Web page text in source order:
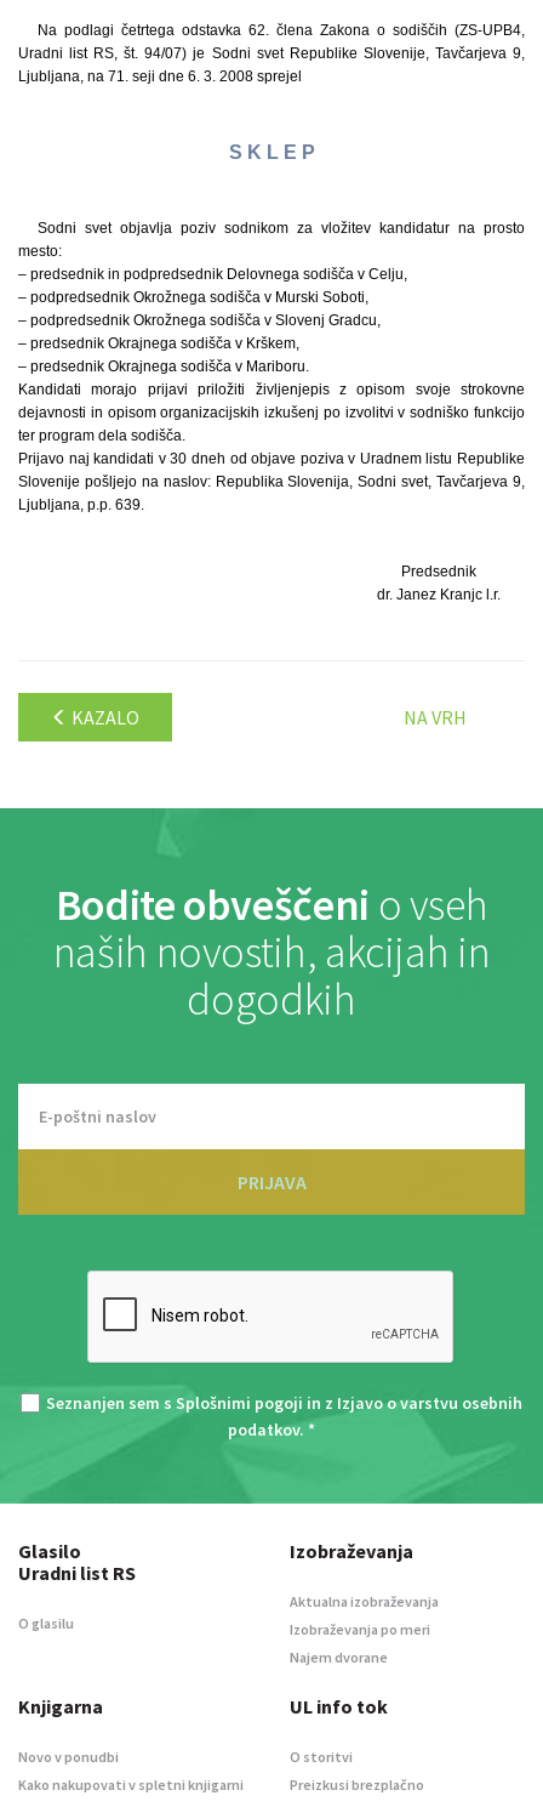
Na podlagi četrtega odstavka 62. člena Zakona o sodiščih (ZS-UPB4,
Uradni list RS, št. 94/07) je Sodni svet Republike Slovenije, Tavčarjeva 9,
Ljubljana, na 71. seji dne 6. 3. 2008 sprejel
S K L E P
Sodni svet objavlja poziv sodnikom za vložitev kandidatur na prosto
mesto:
– predsednik in podpredsednik Delovnega sodišča v Celju,
– podpredsednik Okrožnega sodišča v Murski Soboti,
– podpredsednik Okrožnega sodišča v Slovenj Gradcu,
– predsednik Okrajnega sodišča v Krškem,
– predsednik Okrajnega sodišča v Mariboru.
Kandidati morajo prijavi priložiti življenjepis z opisom svoje strokovne
dejavnosti in opisom organizacijskih izkušenj po izvolitvi v sodniško funkcijo
ter program dela sodišča.
Prijavo naj kandidati v 30 dneh od objave poziva v Uradnem listu Republike
Slovenije pošljejo na naslov: Republika Slovenija, Sodni svet, Tavčarjeva 9,
Ljubljana, p.p. 639.
Predsednik
dr. Janez Kranjc l.r.
KAZALO NA VRH
Bodite obveščeni o vseh
naših novostih, akcijah in
dogodkih
PRIJAVA
Seznanjen sem s Splošnimi pogoji in z Izjavo o varstvu osebnih
podatkov. *
Glasilo
Uradni list RS
O glasilu
Izobraževanja
Aktualna izobraževanja
Izobraževanja po meri
Najem dvorane
Knjigarna
Novo v ponudbi
Kako nakupovati v spletni knjigarni
UL info tok
O storitvi
Preizkusi brezplačno